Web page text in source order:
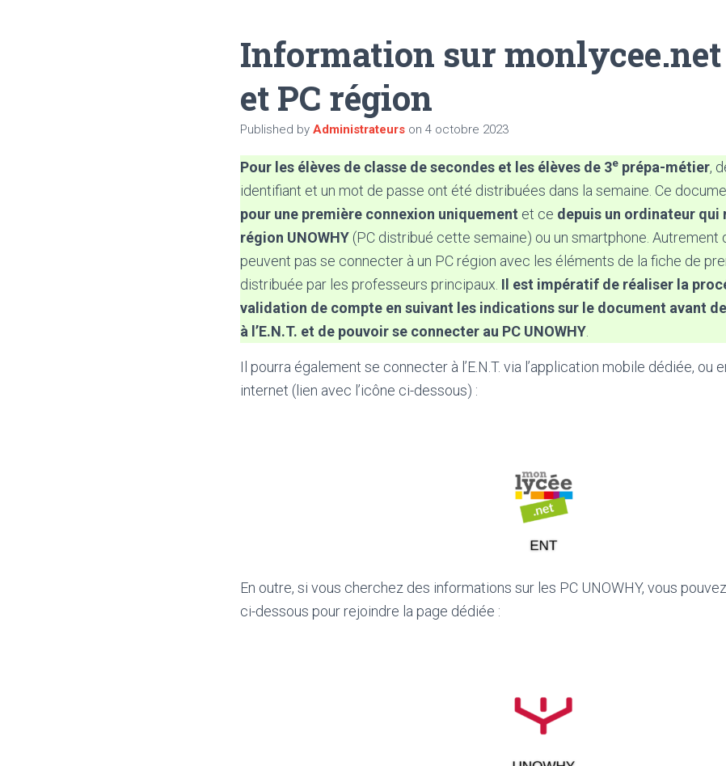
Information sur monlycee.net
et PC région
Published by Administrateurs on 4 octobre 2023
Pour les élèves de classe de secondes et les élèves de 3e prépa-métier,
identifiant et un mot de passe ont été distribuées dans la semaine. Ce
pour une première connexion uniquement et ce depuis un ordinateur qui
région UNOWHY (PC distribué cette semaine) ou un smartphone. Autrement
peuvent pas se connecter à un PC région avec les éléments de la fiche de
distribuée par les professeurs principaux. Il est impératif de réaliser la
validation de compte en suivant les indications sur le document avant
à l’E.N.T. et de pouvoir se connecter au PC UNOWHY
Il pourra également se connecter à l’E.N.T. via l’application mobile dédiée, ou
internet (lien avec l’icône ci-dessous) :
En outre, si vous cherchez des informations sur les PC UNOWHY, vous
ci-dessous pour rejoindre la page dédiée :